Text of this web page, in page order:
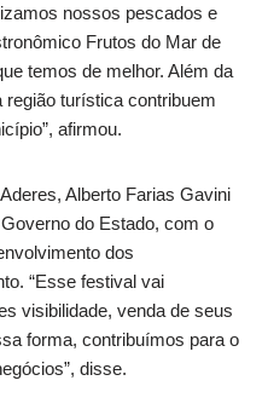
nossos pescados e
Frutos do Mar de
temos de melhor. Além da
turística contribuem
afirmou.
Alberto Farias Gavini
do Estado, com o
dos
“Esse festival vai
visibilidade, venda de seus
forma, contribuímos para o
disse.